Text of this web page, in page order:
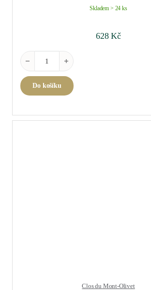
Skladem > 24 ks
628Kč
Bourgogne Blanc 2023 0,75 l množství
Do košíku
Clos du Mont-Olivet